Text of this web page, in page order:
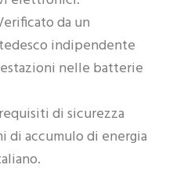
da un
indipendente
nelle batterie
di sicurezza
di accumulo di energia